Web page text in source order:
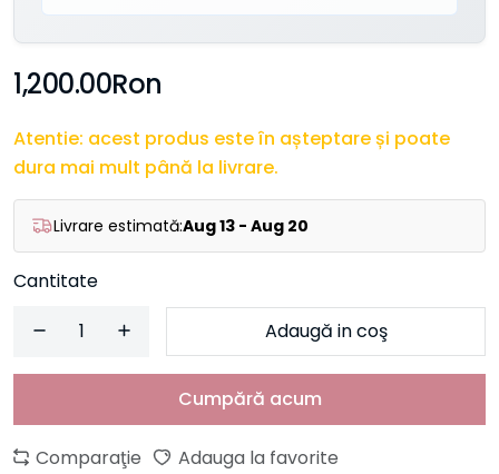
1,200.00Ron
Atentie: acest produs este în așteptare și poate
dura mai mult până la livrare.
Livrare estimată:Aug 13 - Aug 20
Cantitate
Adaugă in coş
Cumpără acum
Comparaţie Adauga la favorite